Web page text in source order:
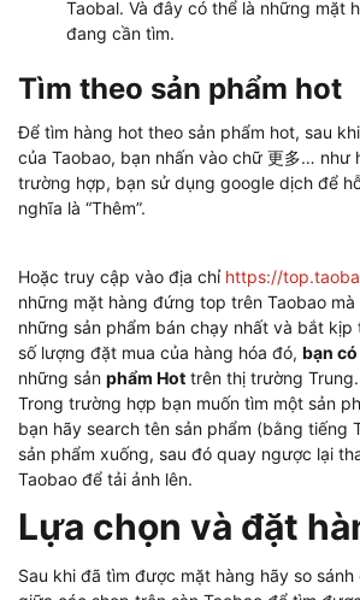
Taobal. Và đây có thể là những mặt
đang cần tìm.
Tìm theo sản phẩm hot
Để tìm hàng hot theo sản phẩm hot, sau
của Taobao, bạn nhấn vào chữ 更多… như
trường hợp, bạn sử dụng google dịch để
nghĩa là “Thêm”.
Hoặc truy cập vào địa chỉ https://
những mặt hàng đứng top trên Taobao
những sản phẩm bán chạy nhất và bắt kịp
số lượng đặt mua của hàng hóa đó, bạn
những sản phẩm Hot trên thị trường Trung.
Trong trường hợp bạn muốn tìm một sản
bạn hãy search tên sản phẩm (bằng tiếng
sản phẩm xuống, sau đó quay ngược lại
Taobao để tải ảnh lên.
Lựa chọn và đặt
Sau khi đã tìm được mặt hàng hãy so